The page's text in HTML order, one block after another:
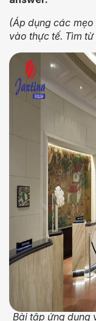
(Áp dụng các mẹo
vào thực tế. Tìm
Bài tập ứng dụng